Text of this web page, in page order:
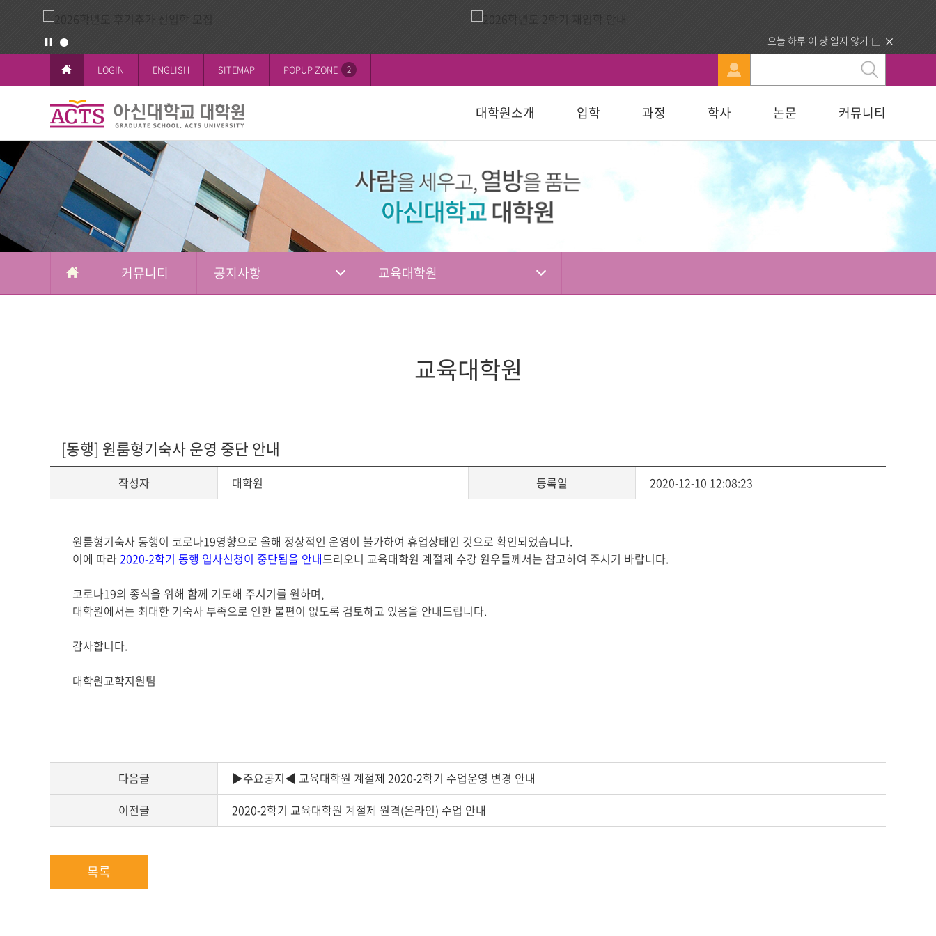
오늘 하루 이 창 열지 않기
LOGIN ENGLISH SITEMAP POPUP ZONE 2
대학원소개
교육이념과 비전
교육대학원
복지대학원
행정부서 안내
찾아오시는길
입학
공지사항 모집요강
일반대학원
신학대학원
선교대학원
교육대학원
상담대학원
다문화교육복지대학원
묻고답하기
합격자조회/고지서출력
입학원서접수
과정
일반대학원
철학박사(Ph.D.)
신학박사(Th.D.)
석박사통합과정
석사과정
신학대학원
성경강해학(Th.M.)
목회학석사
문학석사
교육대학원
교육학석사
다문화교육복지대학원
학사
학사일정 학칙 및 규정 휴·복학 안내
시험 및 성적안내 장학안내
논문
논문작성안내 논문심사일정 연구윤리자료실
커뮤니티
공지사항
전체공지
일반대학원
신학대학원
선교대학원
교육대학원
상담대학원
묻고답하기 청빙게시판
뮤
니
티
커뮤니티 공지사항 교육대학원
교육대학원
[동행] 원룸형기숙사 운영 중단 안내
작성자 대학원 등록일 2020-12-10 12:08:23
게
시
본
문
원룸형기숙사 동행이 코로나19영향으로 올해 정상적인 운영이 불가하여 휴업상태인 것으로 확인되었습니다.
이에 따라2020-2학기 동행 입사신청이 중단됨을 안내드리오니 교육대학원 계절제 수강 원우들께서는 참고하여 주시기 바랍니다.
코로나19의 종식을 위해 함께 기도해 주시기를 원하며,
대학원에서는 최대한 기숙사 부족으로 인한 불편이 없도록 검토하고 있음을 안내드립니다.
감사합니다.
대학원교학지원팀
다음글
▶주요공지◀ 교육대학원 계절제 2020-2학기 수업운영 변경 안내
이전글
2020-2학기 교육대학원 계절제 원격(온라인) 수업 안내
목록